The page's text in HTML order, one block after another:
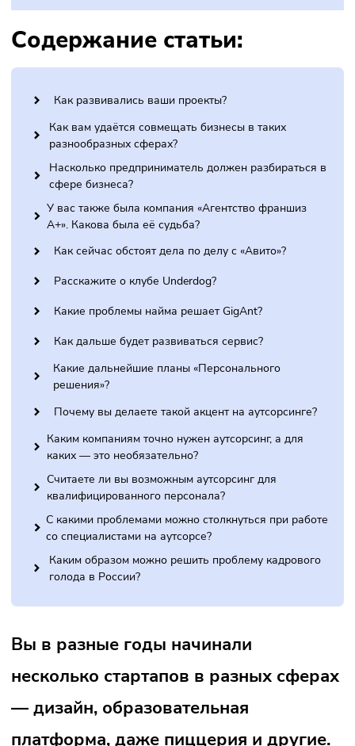
Денис Решанов
Основатель компаний«Персональное решение» и
GigAnt
Содержание статьи:
Как развивались ваши проекты?
Как вам удаётся совмещать бизнесы в таких
разнообразных сферах?
Насколько предприниматель должен
А+». Какова была её судьба?
Как сейчас обстоят дела по делу с «Авито»?
Расскажите о клубе Underdog?
Какие проблемы найма решает GigAnt?
Как дальше будет развиваться сервис?
Какие дальнейшие планы «Персонального
решения»?
Почему вы делаете такой акцент на аутсорсинге?
Каким компаниям точно нужен аутсорсинг, а для
квалифицированного персонала?
С какими проблемами можно столкнуться при
со специалистами на аутсорсе?
Каким образом можно решить проблему
голода в России?